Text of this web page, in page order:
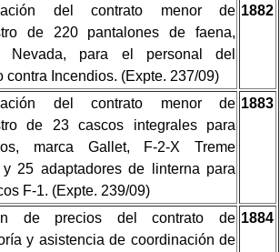
del contrato menor de
de 220 pantalones de faena,
Nevada, para el personal del
contra Incendios. (Expte. 237/09)
1882
del contrato menor de
de 23 cascos integrales para
marca Gallet, F-2-X Treme
y 25 adaptadores de linterna para
F-1. (Expte. 239/09)
1883
de precios del contrato de
y asistencia de coordinación de
1884